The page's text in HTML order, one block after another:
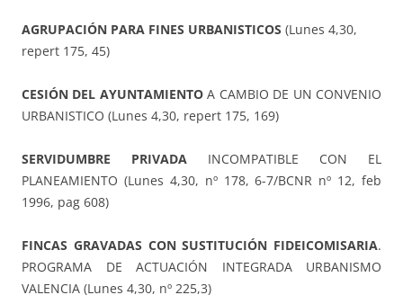
AGRUPACIÓN PARA FINES URBANISTICOS (Lunes 4,30,
repert 175, 45)
CESIÓN DEL AYUNTAMIENTOA CAMBIO DE UN CONVENIO
URBANISTICO (Lunes 4,30, repert 175, 169)
SERVIDUMBRE PRIVADA INCOMPATIBLE CON EL
PLANEAMIENTO (Lunes 4,30, nº 178, 6-7/BCNR nº 12, feb
1996, pag 608)
FINCAS GRAVADAS CON SUSTITUCIÓN FIDEICOMISARIA.
PROGRAMA DE ACTUACIÓN INTEGRADA URBANISMO
VALENCIA (Lunes 4,30, nº 225,3)